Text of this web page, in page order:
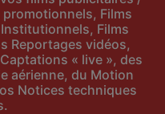
Films
Films
Reportages vidéos,
« live », des
aérienne, du Motion
Notices techniques